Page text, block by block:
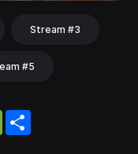
Stream #3
#5
WeChat